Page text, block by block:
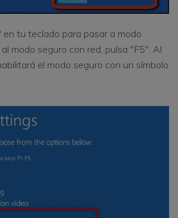
en tu teclado para pasar a modo
modo seguro con red, pulsa "F5". Al
el modo seguro con un símbolo